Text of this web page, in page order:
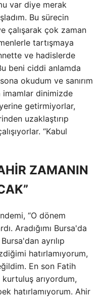
var diye merak
Bu sürecin
çalışarak çok zaman
tartışmaya
ve hadislerde
beni ciddi anlamda
okudum ve sanırım
imamlar dinimizde
getirmiyorlar,
uzaklaştırıp
“Kabul
ZAMANIN
“O dönem
Aradığımı Bursa'da
ayrılıp
hatırlamıyorum,
En son Fatih
arıyordum,
hatırlamıyorum. Ahir